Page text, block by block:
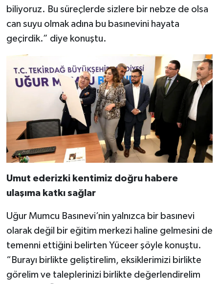
biliyoruz. Bu süreçlerde sizlere bir nebze de olsa
can suyu olmak adına bu basınevini hayata
geçirdik.” diye konuştu.
Umut ederizki kentimiz doğru habere
ulaşıma katkı sağlar
Uğur Mumcu Basınevi’nin yalnızca bir basınevi
olarak değil bir eğitim merkezi haline gelmesini de
temenni ettiğini belirten Yüceer şöyle konuştu.
“Burayı birlikte geliştirelim, eksiklerimizi birlikte
görelim ve taleplerinizi birlikte değerlendirelim